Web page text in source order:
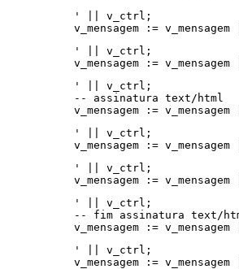
' || v_ctrl;
v_mensagem :=
' || v_ctrl;
v_mensagem :=
' || v_ctrl;
-- assinatura text/html
v_mensagem :=
' || v_ctrl;
v_mensagem :=
' || v_ctrl;
v_mensagem :=
' || v_ctrl;
-- fim assinatura text/
v_mensagem :=
' || v_ctrl;
v_mensagem :=